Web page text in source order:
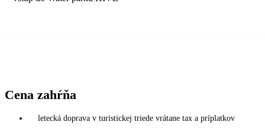
Cena zahŕňa
letecká doprava v turistickej triede vrátane tax a príplatkov